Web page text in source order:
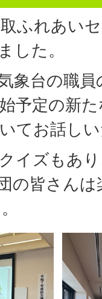
ふれあい
した。
象台の職
予定の新
てお話し
イズもあ
の皆さん